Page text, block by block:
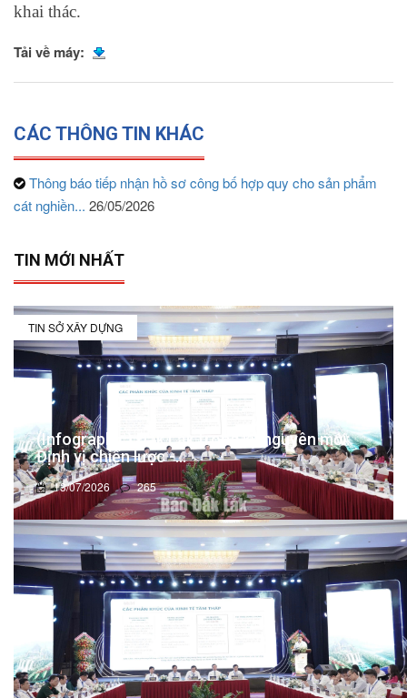
khai thác.
Tải về máy:
CÁC THÔNG TIN KHÁC
Thông báo tiếp nhận hồ sơ công bố hợp quy cho sản phẩm
cát nghiền... 26/05/2026
TIN MỚI NHẤT
TIN SỞ XÂY DỰNG
(Infographic) Đắk Lắk trong kỷ nguyên mới:
Định vị chiến lược -...
13/07/2026 265